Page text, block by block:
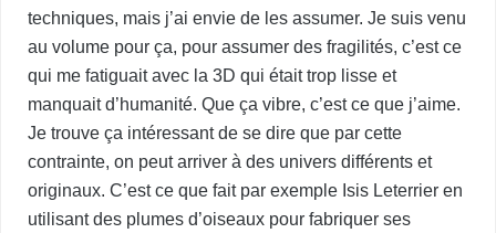
techniques, mais j’ai envie de les assumer. Je suis venu
au volume pour ça, pour assumer des fragilités, c’est ce
qui me fatiguait avec la 3D qui était trop lisse et
manquait d’humanité. Que ça vibre, c’est ce que j’aime.
Je trouve ça intéressant de se dire que par cette
contrainte, on peut arriver à des univers différents et
originaux. C’est ce que fait par exemple Isis Leterrier en
utilisant des plumes d’oiseaux pour fabriquer ses